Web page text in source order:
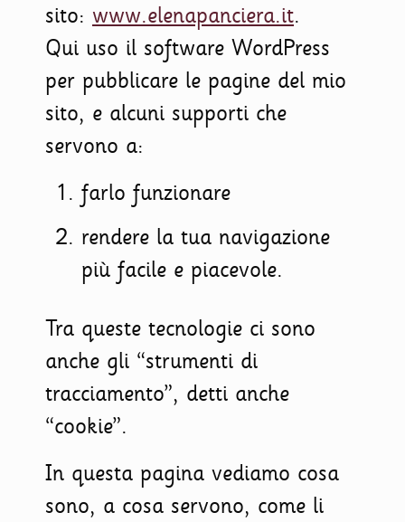
sito: www.elenapanciera.it.
Qui uso il software WordPress
per pubblicare le pagine del mio
sito, e alcuni supporti che
servono a:
farlo funzionare
rendere la tua navigazione
più facile e piacevole.
Tra queste tecnologie ci sono
anche gli “strumenti di
tracciamento”, detti anche
“cookie”.
In questa pagina vediamo cosa
sono, a cosa servono, come li